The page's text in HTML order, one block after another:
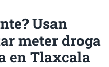
Usan
meter droga
en Tlaxcala